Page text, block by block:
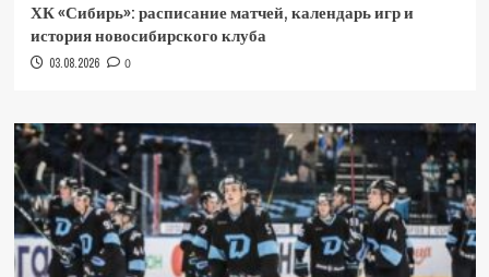
ХК «Сибирь»: расписание матчей, календарь игр и
история новосибирского клуба
03.08.2026 0